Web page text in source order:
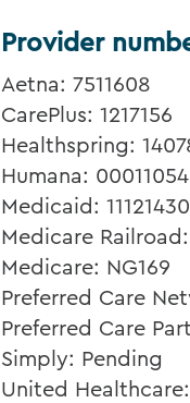
Provider
Aetna: 7511608
CarePlus: 1217156
Healthspring:
Humana:
Medicaid:
Medicare
Medicare: NG169
Preferred Care
Preferred Care
Simply: Pending
United